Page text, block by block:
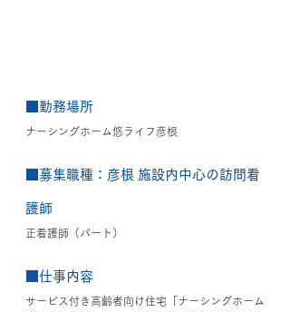
■勤務場所
ナーシングホーム悠ライフ彦根
■募集職種 ：彦根 施設内中心の訪問看
護師
正看護師（パート）
■仕事内容
サービス付き高齢者向け住宅「ナーシングホーム